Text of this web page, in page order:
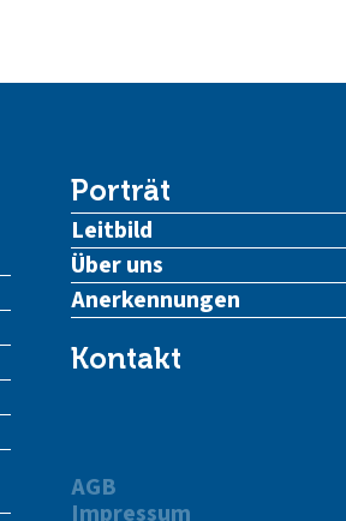
Porträt
Leitbild
Über uns
Anerkennungen
Kontakt
AGB
Impressum